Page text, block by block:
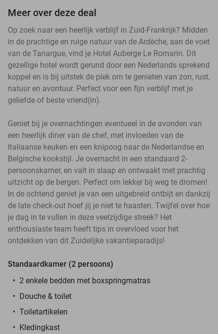
Meer over deze deal
Op zoek naar een heerlijk verblijf in Zuid-Frankrijk? Midden
in de prachtige en ruige natuur van de Ardèche, aan de voet
van de Tanargue, vind je Hotel Auberge Le Romarin. Dit
gezellige hotel wordt gerund door een Nederlands sprekend
koppel en is bij uitstek de plek om te genieten van zon, rust,
natuur en avontuur. Perfect voor een fijn verblijf met je
geliefde of beste vriend(in).
Geniet bij je overnachtingen eventueel in de avonden van
een heerlijk diner van de chef, met invloeden van de
Italiaanse keuken en een knipoog naar de Nederlandse en
Belgische kookstijl. Je overnacht in een standaard 2-
persoonskamer, en valt in slaap en ontwaakt met prachtig
uitzicht op de bergen. Perfect om lekker bij weg te dromen!
In de ochtend geniet je van een uitgebreid ontbijt en dankzij
de late check-out hoef jij je niet te haasten. Twijfel over hoe
je dag in te vullen in deze veelzijdige streek? Het
enthousiaste team heeft tips in overvloed voor het
ontdekken van dit Zuidelijke vakantieparadijs!
Standaardkamer (2 persoons)
2 enkele bedden met boxspringmatras
Douche & toilet
Toiletartikelen
Kledingkast